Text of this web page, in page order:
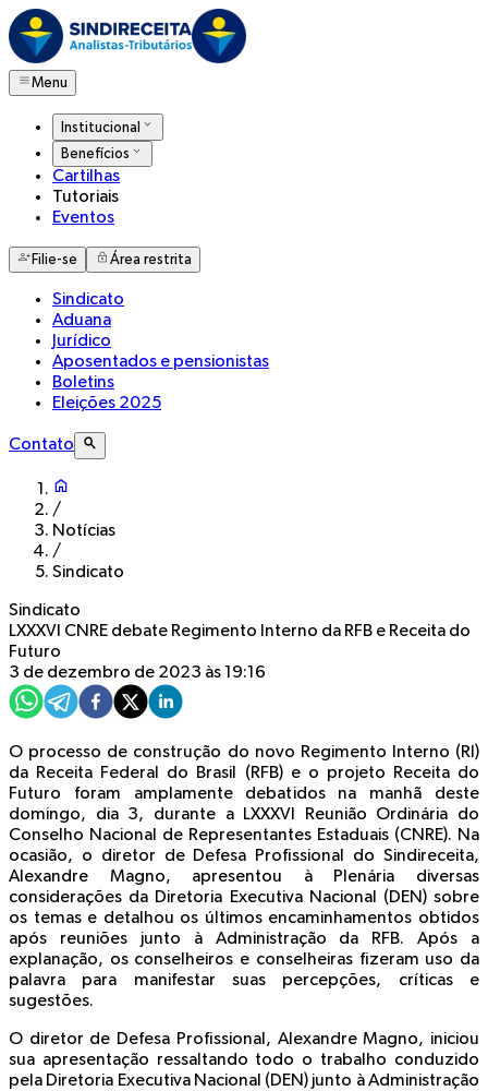
Menu
Institucional
Benefícios
Cartilhas
Tutoriais
Eventos
Filie-se Área restrita
Sindicato
Aduana
Jurídico
Aposentados e pensionistas
Boletins
Eleições 2025
Contato
/
Notícias
/
Sindicato
Sindicato
LXXXVI CNRE debate Regimento Interno da RFB e Receita do
Futuro
3 de dezembro de 2023 às 19:16
O processo de construção do novo Regimento Interno (RI)
da Receita Federal do Brasil (RFB) e o projeto Receita do
Futuro foram amplamente debatidos na manhã deste
domingo, dia 3, durante a LXXXVI Reunião Ordinária do
Conselho Nacional de Representantes Estaduais (CNRE). Na
ocasião, o diretor de Defesa Profissional do Sindireceita,
Alexandre Magno, apresentou à Plenária diversas
considerações da Diretoria Executiva Nacional (DEN) sobre
os temas e detalhou os últimos encaminhamentos obtidos
após reuniões junto à Administração da RFB. Após a
explanação, os conselheiros e conselheiras fizeram uso da
palavra para manifestar suas percepções, críticas e
sugestões.
O diretor de Defesa Profissional, Alexandre Magno, iniciou
sua apresentação ressaltando todo o trabalho conduzido
pela Diretoria Executiva Nacional (DEN) junto à Administração